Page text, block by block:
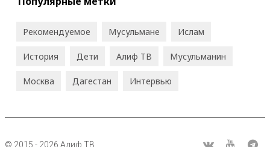
Рекомендуемое Мусульмане Ислам
История Дети Алиф ТВ Мусульманин
Москва Дагестан Интервью
© 2015 - 2026 Алиф ТВ